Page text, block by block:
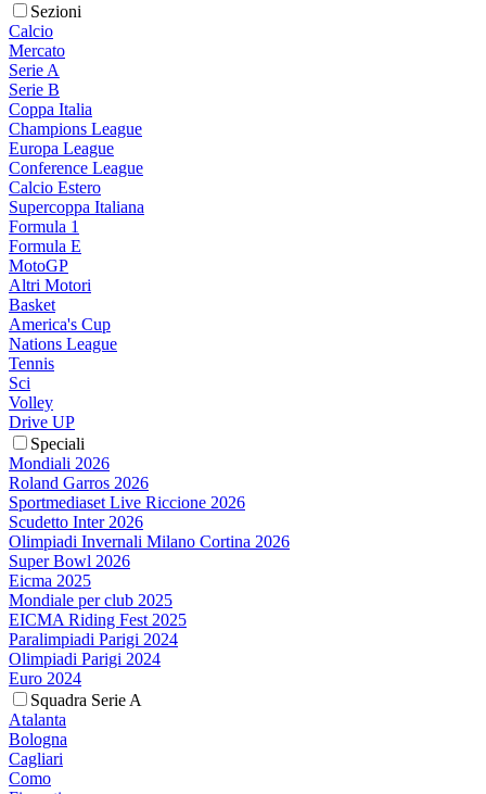
Sezioni
Calcio
Mercato
Serie A
Serie B
Coppa Italia
Champions League
Europa League
Conference League
Calcio Estero
Supercoppa Italiana
Formula 1
Formula E
MotoGP
Altri Motori
Basket
America's Cup
Nations League
Tennis
Sci
Volley
Drive UP
Speciali
Mondiali 2026
Roland Garros 2026
Sportmediaset Live Riccione 2026
Scudetto Inter 2026
Olimpiadi Invernali Milano Cortina 2026
Super Bowl 2026
Eicma 2025
Mondiale per club 2025
EICMA Riding Fest 2025
Paralimpiadi Parigi 2024
Olimpiadi Parigi 2024
Euro 2024
Squadra Serie A
Atalanta
Bologna
Cagliari
Como